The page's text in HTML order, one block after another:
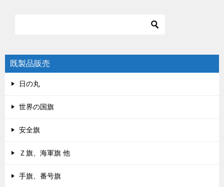
既製品販売
日の丸
世界の国旗
安全旗
Ｚ旗、海軍旗 他
手旗、番号旗